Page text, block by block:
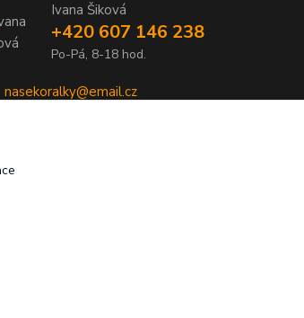
Ivana Šiková
+420 607 146 238
Po-Pá, 8-18 hod.
nasekoralky@email.cz